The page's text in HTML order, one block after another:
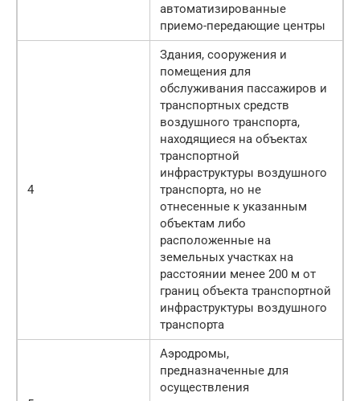
автоматизированные
приемо-передающие центры
4
Здания, сооружения и
помещения для
обслуживания пассажиров и
транспортных средств
воздушного транспорта,
находящиеся на объектах
транспортной
инфраструктуры воздушного
транспорта, но не
отнесенные к указанным
объектам либо
расположенные на
земельных участках на
расстоянии менее 200 м от
границ объекта транспортной
инфраструктуры воздушного
транспорта
Аэродромы,
предназначенные для
осуществления